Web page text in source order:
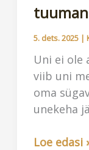
5. dets. 2025 |
Uni ei ole
viib uni
oma
unekeha
Une
Loe edasi